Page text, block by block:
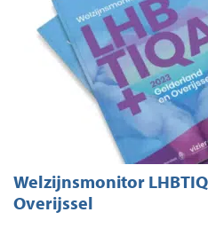
Welzijnsmonitor
Overijssel